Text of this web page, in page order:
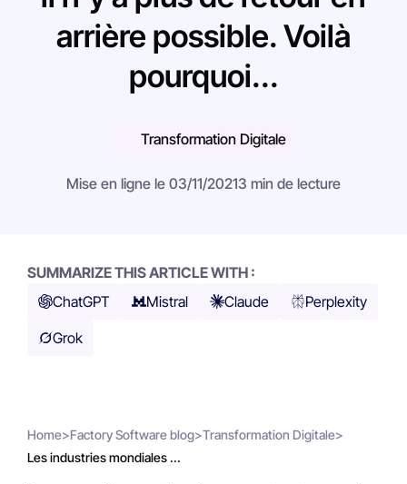
arrière possible. Voilà
pourquoi...
Transformation Digitale
Mise en ligne le 03/11/20213 min de lecture
SUMMARIZE THIS ARTICLE WITH :
ChatGPT
Mistral Claude
Perplexity
Grok
Home>Factory Software blog>Transformation Digitale>
Les industries mondiales ...